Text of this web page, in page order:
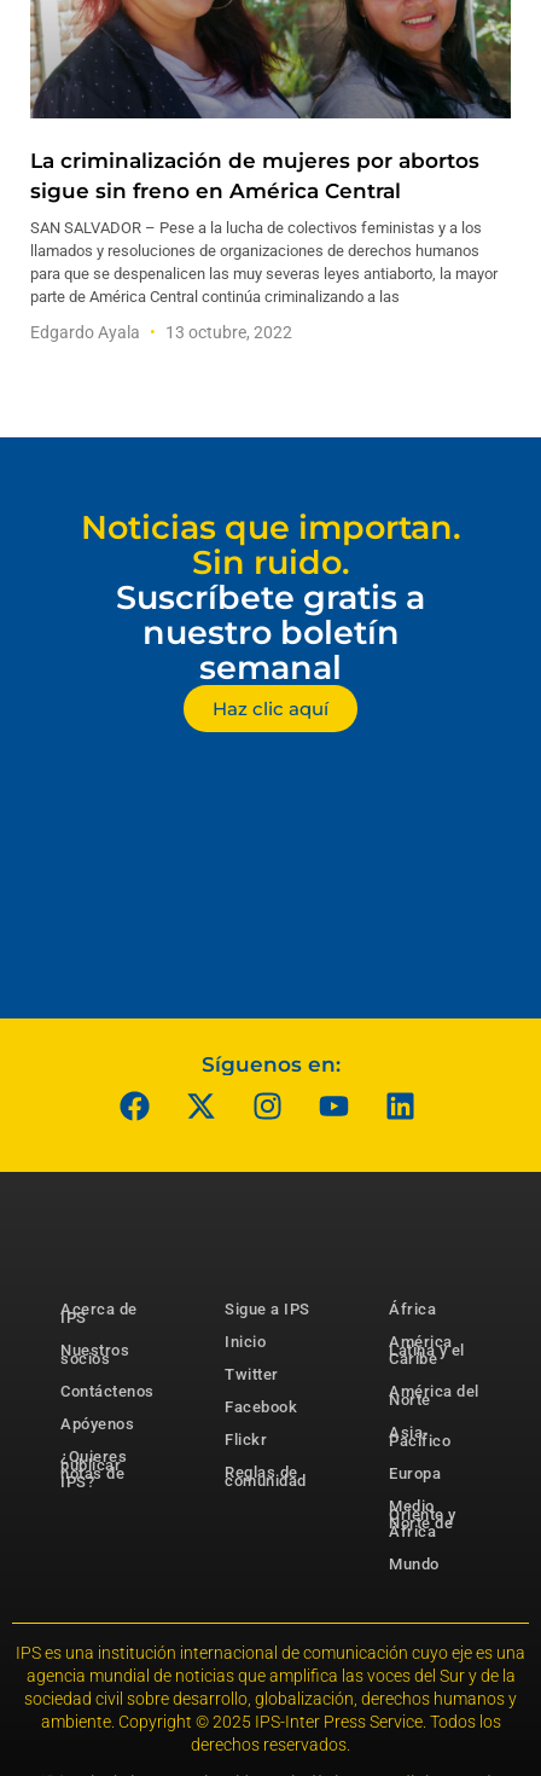
La criminalización de mujeres por abortos
sigue sin freno en América Central
SAN SALVADOR – Pese a la lucha de colectivos feministas y a los
llamados y resoluciones de organizaciones de derechos humanos
para que se despenalicen las muy severas leyes antiaborto, la mayor
parte de América Central continúa criminalizando a las
Edgardo Ayala 13 octubre, 2022
Noticias que importan.
Sin ruido.
Suscríbete gratis a
nuestro boletín
semanal
Haz clic aquí
Síguenos en:
Acerca de
IPS
Nuestros
socios
Contáctenos
Apóyenos
¿Quieres
publicar
notas de
IPS?
Sigue a IPS
Inicio
Twitter
Facebook
Flickr
Reglas de
comunidad
África
América
Latina y el
Caribe
América del
Norte
Asia-
Pacífico
Europa
Medio
Oriente y
Norte de
África
Mundo
IPS es una institución internacional de comunicación cuyo eje es una
agencia mundial de noticias que amplifica las voces del Sur y de la
sociedad civil sobre desarrollo, globalización, derechos humanos y
ambiente. Copyright © 2025 IPS-Inter Press Service. Todos los
derechos reservados.